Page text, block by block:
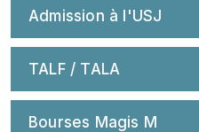
Admission à l'USJ
TALF / TALA
Bourses Magis M